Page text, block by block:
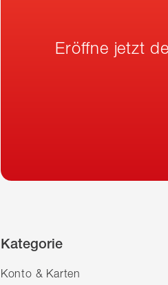
Eröffne jetzt
Kategorie
Konto & Karten